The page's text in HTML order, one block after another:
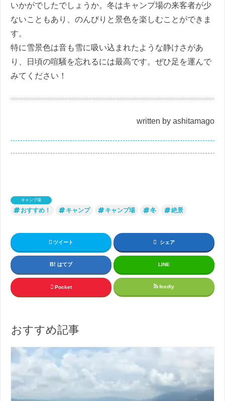
いかがでしたでしょうか。冬はキャンプ場の来客者が少
ないこともあり、のんびりと景色を楽しむことができま
す。
特に雪景色は音も雪に吸い込まれたような静けさがあ
り、日頃の喧騒を忘れるには最高です。ぜひ足を運んで
みてください！
written by ashitamago
キャンプ場
おすすめ！ キャンプ キャンプ場 冬 絶景
ツイート シェア
はてブ LINE
Pocket feedly
おすすめ記事